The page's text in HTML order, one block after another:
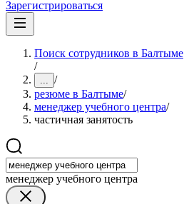
Зарегистрироваться
Поиск сотрудников в Балтыме
/
... /
резюме в Балтыме/
менеджер учебного центра/
частичная занятость
менеджер учебного центра